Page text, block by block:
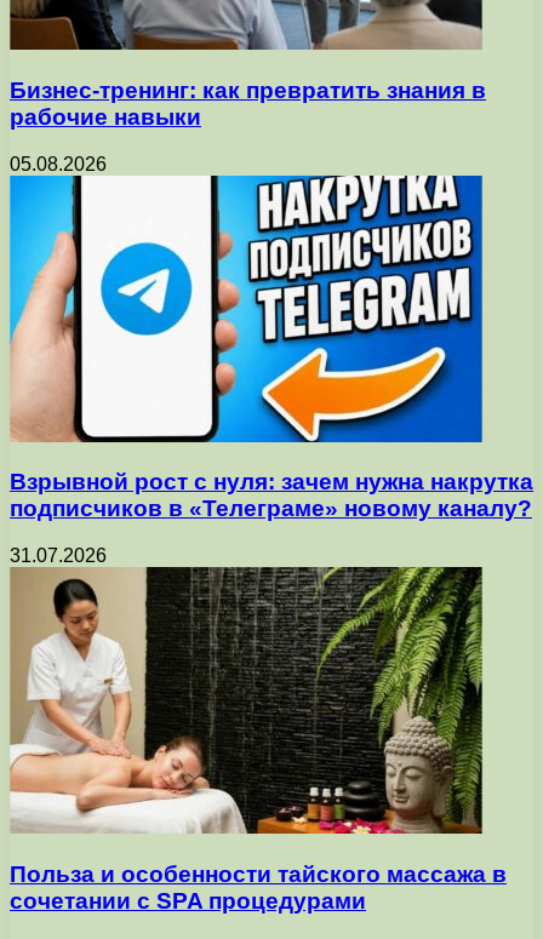
Бизнес-тренинг: как превратить знания в
рабочие навыки
05.08.2026
Взрывной рост с нуля: зачем нужна накрутка
подписчиков в «Телеграме» новому каналу?
31.07.2026
Польза и особенности тайского массажа в
сочетании с SPA процедурами